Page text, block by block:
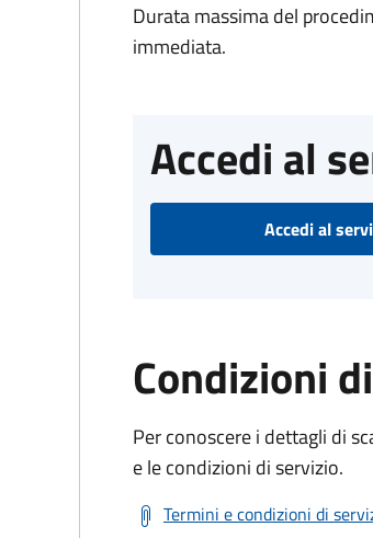
Durata massima del
immediata.
Accedi al
Accedi al
Condizioni
Per conoscere i dettagli di
e le condizioni di servizio.
Termini e condizioni di